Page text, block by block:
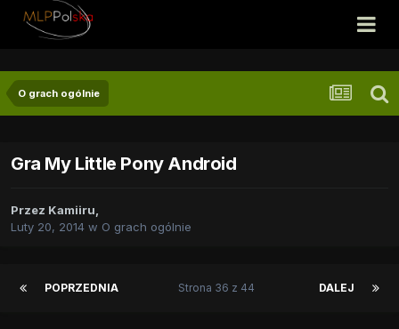
O grach ogólnie
Gra My Little Pony Android
Przez Kamiiru,
Luty 20, 2014 w O grach ogólnie
POPRZEDNIA DALEJ
Strona 36 z 44